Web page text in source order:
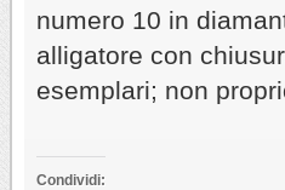
numero 10 in
alligatore con
esemplari; non
Condividi: